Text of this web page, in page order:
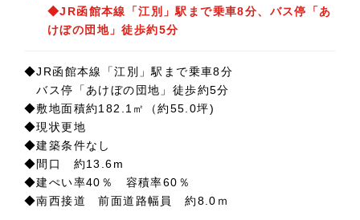
◆JR函館本線「江別」駅まで乗車8分、バス停「あ
けぼの団地」徒歩約5分
◆JR函館本線「江別」駅まで乗車8分
バス停「あけぼの団地」徒歩約5分
◆敷地面積約182.1㎡（約55.0坪)
◆現状更地
◆建築条件なし
◆間口 約13.6m
◆建ぺい率40％ 容積率60％
◆南西接道 前面道路幅員 約8.0ｍ